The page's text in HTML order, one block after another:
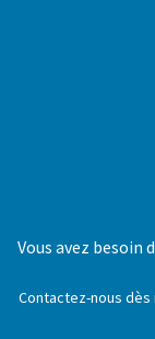
Vous avez besoin
Contactez-nous